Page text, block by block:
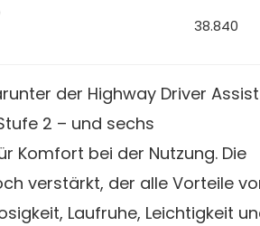
38.840
der Highway Driver
2 – und sechs
Komfort bei der Nutzung. Die
verstärkt, der alle Vorteile
Laufruhe, Leichtigkeit